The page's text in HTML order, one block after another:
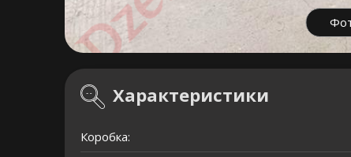
Характеристики
Коробка: